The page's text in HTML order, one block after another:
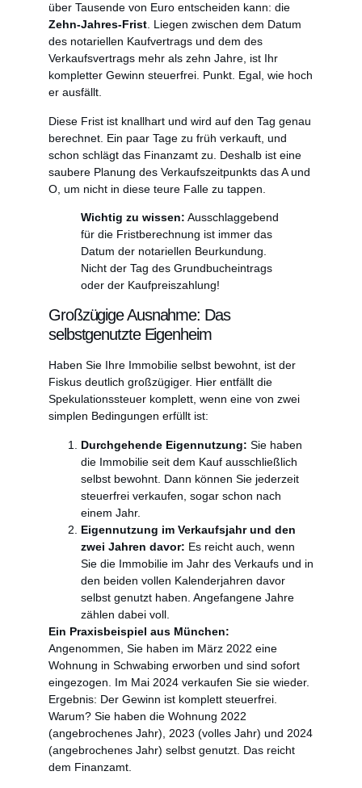
über Tausende von Euro entscheiden kann: die
Zehn-Jahres-Frist . Liegen zwischen dem Datum
des notariellen Kaufvertrags und dem des
Verkaufsvertrags mehr als zehn Jahre, ist Ihr
kompletter Gewinn steuerfrei. Punkt. Egal, wie hoch
er ausfällt.
Diese Frist ist knallhart und wird auf den Tag genau
berechnet. Ein paar Tage zu früh verkauft, und
schon schlägt das Finanzamt zu. Deshalb ist eine
saubere Planung des Verkaufszeitpunkts das A und
O, um nicht in diese teure Falle zu tappen.
Wichtig zu wissen: Ausschlaggebend
für die Fristberechnung ist immer das
Datum der notariellen Beurkundung.
Nicht der Tag des Grundbucheintrags
oder der Kaufpreiszahlung!
Großzügige Ausnahme: Das
selbstgenutzte Eigenheim
Haben Sie Ihre Immobilie selbst bewohnt, ist der
Fiskus deutlich großzügiger. Hier entfällt die
Spekulationssteuer komplett, wenn eine von zwei
simplen Bedingungen erfüllt ist:
Durchgehende Eigennutzung: Sie haben
die Immobilie seit dem Kauf ausschließlich
selbst bewohnt. Dann können Sie jederzeit
steuerfrei verkaufen, sogar schon nach
einem Jahr.
Eigennutzung im Verkaufsjahr und den
zwei Jahren davor: Es reicht auch, wenn
Sie die Immobilie im Jahr des Verkaufs und in
den beiden vollen Kalenderjahren davor
selbst genutzt haben. Angefangene Jahre
zählen dabei voll.
Ein Praxisbeispiel aus München:
Angenommen, Sie haben im März 2022 eine
Wohnung in Schwabing erworben und sind sofort
eingezogen. Im Mai 2024 verkaufen Sie sie wieder.
Ergebnis: Der Gewinn ist komplett steuerfrei.
Warum? Sie haben die Wohnung 2022
(angebrochenes Jahr), 2023 (volles Jahr) und 2024
(angebrochenes Jahr) selbst genutzt. Das reicht
dem Finanzamt.